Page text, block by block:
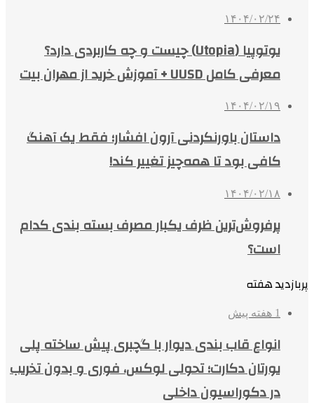
۱۴۰۴/۰۲/۲۴
یوتوپیا (Utopia) چیست و چه کاربردی دارد؟
معرفی کامل UUSD + آموزش خرید از مهران بیت
۱۴۰۴/۰۲/۱۹
داستان باورنکردنی آرون افشار؛ فقط یک آهنگ
کافی بود تا همه‌چیز تغییر کند!
۱۴۰۴/۰۲/۱۸
پرفروش‌ترین ظرف یکبار مصرف بسته بندی کدام
است؟
پربازدید هفته
1 هفته پیش
انواع قاب بندی دیوار با گچبری پیش ساخته پلی
یورتان دکارت؛ تحولی لوکس، فوری و بدون تخریب
در دکوراسیون داخلی